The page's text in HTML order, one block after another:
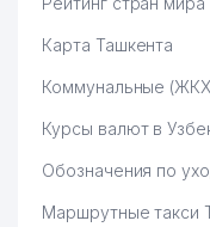
Карта Ташкента
Коммунальные
Курсы валют в
Обозначения по
Маршрутные такси